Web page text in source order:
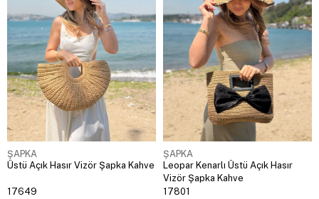
ŞAPKA
Üstü Açık Hasır Vizör Şapka Kahve
17649
ŞAPKA
Leopar Kenarlı Üstü Açık Hasır
Vizör Şapka Kahve
17801